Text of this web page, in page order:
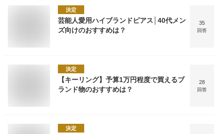
決定
芸能人愛用ハイブランドピアス│40代メン
ズ向けのおすすめは？
35
回答
決定
【キーリング】予算1万円程度で買えるブ
ランド物のおすすめは？
28
回答
決定